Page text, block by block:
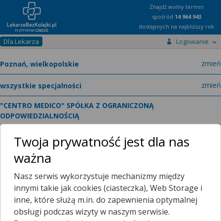
Znajdź wolny termin
spośród 14 964 943
dostępnych na najbliższy rok
Dla Lekarza Logowanie
zmień
zmień
"CENTRO MEDICO" SPÓŁKA Z OGRANICZONĄ
ODPOWIEDZIALNOŚCIĄ
Kórnicka 24 zmień
poradnia kardiologiczna
Twoja prywatność jest dla nas
ważna
Nasz serwis wykorzystuje mechanizmy między
innymi takie jak cookies (ciasteczka), Web Storage i
inne, które służą m.in. do zapewnienia optymalnej
obsługi podczas wizyty w naszym serwisie.